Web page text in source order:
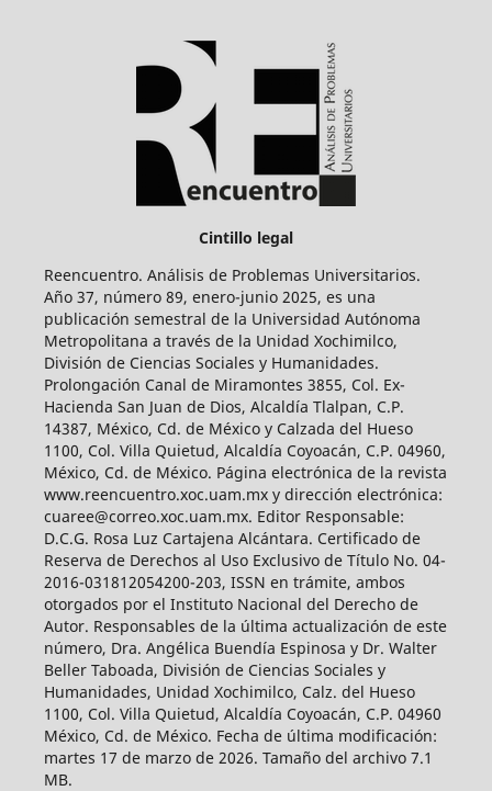
Cintillo legal
Reencuentro. Análisis de Problemas Universitarios.
Año 37, número 89, enero-junio 2025, es una
publicación semestral de la Universidad Autónoma
Metropolitana a través de la Unidad Xochimilco,
División de Ciencias Sociales y Humanidades.
Prolongación Canal de Miramontes 3855, Col. Ex-
Hacienda San Juan de Dios, Alcaldía Tlalpan, C.P.
14387, México, Cd. de México y Calzada del Hueso
1100, Col. Villa Quietud, Alcaldía Coyoacán, C.P. 04960,
México, Cd. de México. Página electrónica de la revista
www.reencuentro.xoc.uam.mx y dirección electrónica:
cuaree@correo.xoc.uam.mx. Editor Responsable:
D.C.G. Rosa Luz Cartajena Alcántara. Certificado de
Reserva de Derechos al Uso Exclusivo de Título No. 04-
2016-031812054200-203, ISSN en trámite, ambos
otorgados por el Instituto Nacional del Derecho de
Autor. Responsables de la última actualización de este
número, Dra. Angélica Buendía Espinosa y Dr. Walter
Beller Taboada, División de Ciencias Sociales y
Humanidades, Unidad Xochimilco, Calz. del Hueso
1100, Col. Villa Quietud, Alcaldía Coyoacán, C.P. 04960
México, Cd. de México. Fecha de última modificación:
martes 17 de marzo de 2026. Tamaño del archivo 7.1
MB.